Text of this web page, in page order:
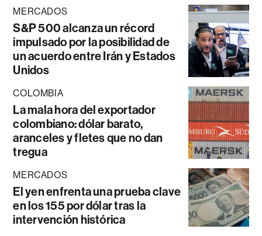
MERCADOS
S&P 500 alcanza un récord
impulsado por la posibilidad de
un acuerdo entre Irán y Estados
Unidos
COLOMBIA
La mala hora del exportador
colombiano: dólar barato,
aranceles y fletes que no dan
tregua
MERCADOS
El yen enfrenta una prueba clave
en los 155 por dólar tras la
intervención histórica